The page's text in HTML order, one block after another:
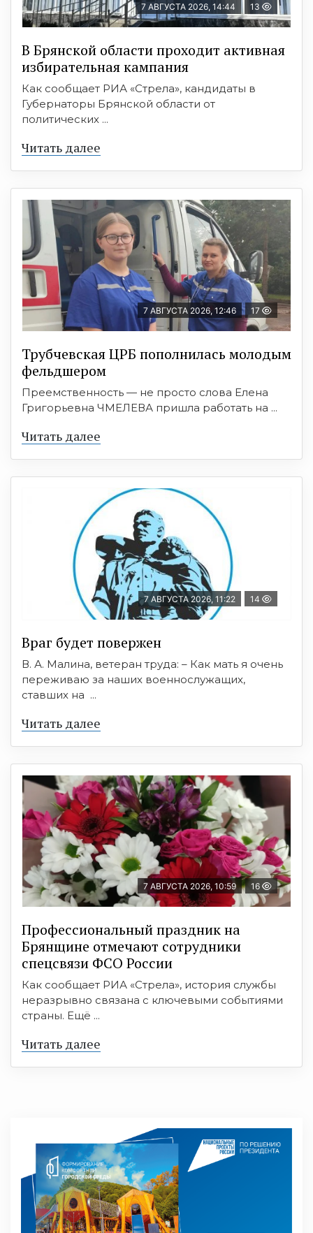
7 АВГУСТА 2026, 14:44 13
В Брянской области проходит активная
избирательная кампания
Как сообщает РИА «Стрела», кандидаты в
Губернаторы Брянской области от
политических ...
Читать далее
7 АВГУСТА 2026, 12:46 17
Трубчевская ЦРБ пополнилась молодым
фельдшером
Преемственность — не просто слова Елена
Григорьевна ЧМЕЛЕВА пришла работать на ...
Читать далее
7 АВГУСТА 2026, 11:22 14
Враг будет повержен
В. А. Малина, ветеран труда: – Как мать я очень
переживаю за наших военнослужащих,
ставших на ...
Читать далее
7 АВГУСТА 2026, 10:59 16
Профессиональный праздник на
Брянщине отмечают сотрудники
спецсвязи ФСО России
Как сообщает РИА «Стрела», история службы
неразрывно связана с ключевыми событиями
страны. Ещё ...
Читать далее